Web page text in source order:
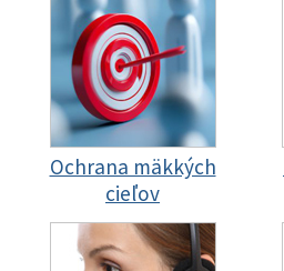
Ochrana mäkkých
cieľov